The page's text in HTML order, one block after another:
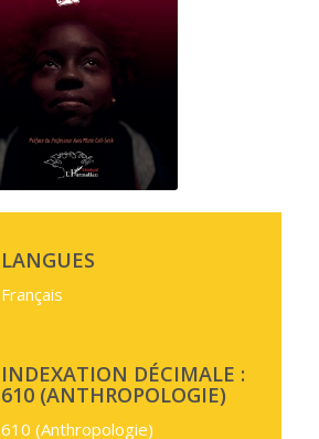
LANGUES
Français
INDEXATION DÉCIMALE :
610 (ANTHROPOLOGIE)
610 (Anthropologie)